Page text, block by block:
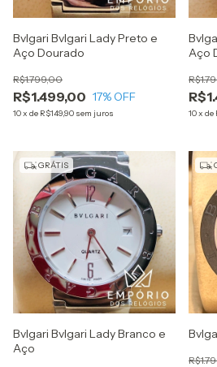
Bvlgari Bvlgari Lady Preto e
Aço Dourado
R$1.499,00
R$1.799,00
17% OFF
10x de R$149,90 sem juros
Aço
10x de
GRÁTIS
Bvlgari Bvlgari Lady Branco e
Aço